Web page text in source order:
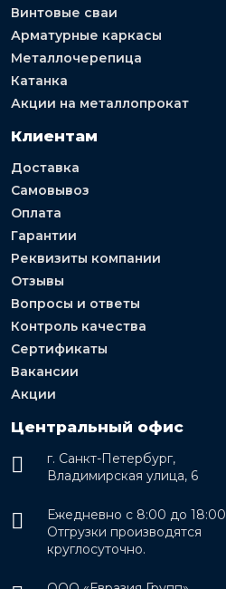
Винтовые сваи
Арматурные каркасы
Металлочерепица
Катанка
Акции на металлопрокат
Клиентам
Доставка
Самовывоз
Оплата
Гарантии
Реквизиты компании
Отзывы
Вопросы и ответы
Контроль качества
Сертификаты
Вакансии
Акции
Центральный офис
г. Санкт-Петербург,
Владимирская улица, 6
Ежедневно с 8:00 до 18:00
Отгрузки производятся
круглосуточно.